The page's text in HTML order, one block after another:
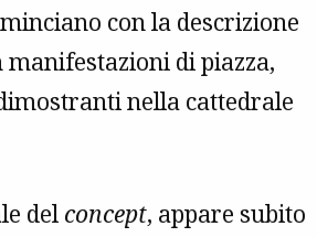
con la descrizione
di piazza,
nella cattedrale
del concept, appare subito